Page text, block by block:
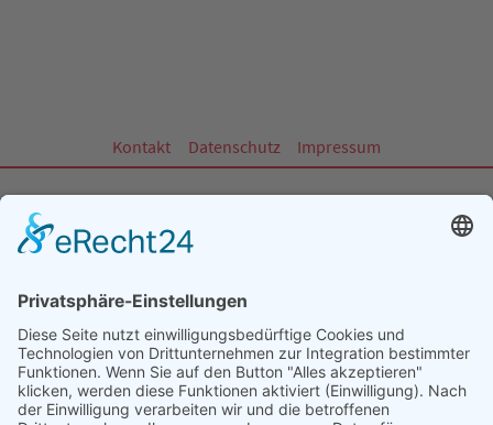
Kontakt Datenschutz Impressum